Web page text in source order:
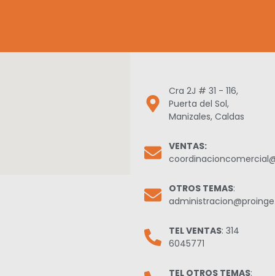
Cra 2J # 31 - 116,
Puerta del Sol,
Manizales, Caldas
VENTAS:
OTROS TEMAS:
TEL VENTAS: 314
6045771
TEL OTROS TEMAS: